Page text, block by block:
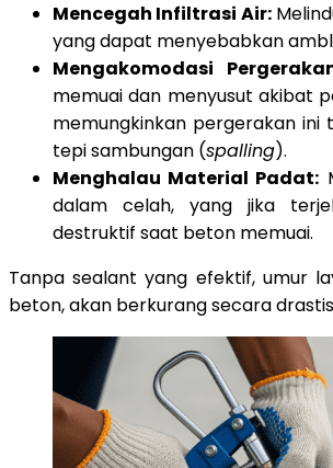
Mencegah Infiltrasi Air:
yang dapat menyebabkan
Mengakomodasi
memuai dan menyusut akibat
memungkinkan pergerakan
tepi sambungan (spalling).
Menghalau Material Padat:
dalam celah, yang jika
destruktif saat beton memuai.
Tanpa sealant yang efektif, umur
beton, akan berkurang secara